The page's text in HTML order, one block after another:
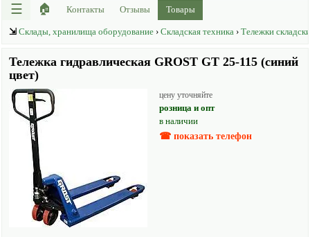
☰ 🏠 Контакты Отзывы Товары
⇲ Склады, хранилища оборудование › Складская техника › Тележки
Тележка гидравлическая GROST GT 25-115 (синий
цвет)
цену уточняйте
розница и опт
в наличии
☎ показать телефон